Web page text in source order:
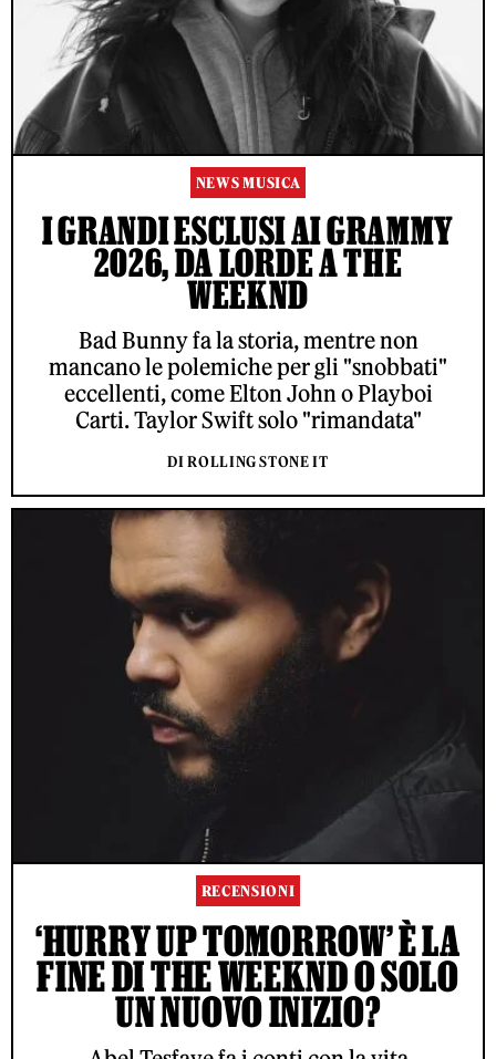
NEWS MUSICA
I GRANDI ESCLUSI AI GRAMMY
2026, DA LORDE A THE
WEEKND
Bad Bunny fa la storia, mentre non
mancano le polemiche per gli "snobbati"
eccellenti, come Elton John o Playboi
Carti. Taylor Swift solo "rimandata"
DI ROLLING STONE IT
RECENSIONI
‘HURRY UP TOMORROW’ È LA
FINE DI THE WEEKND O SOLO
UN NUOVO INIZIO?